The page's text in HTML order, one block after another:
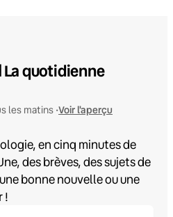
La quotidienne
les matins •Voir l'aperçu
en cinq minutes de
des brèves, des sujets de
bonne nouvelle ou une
!